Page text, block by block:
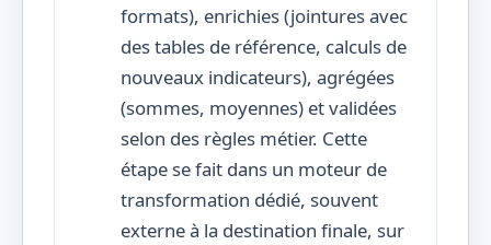
formats), enrichies (jointures avec
des tables de référence, calculs de
nouveaux indicateurs), agrégées
(sommes, moyennes) et validées
selon des règles métier. Cette
étape se fait dans un moteur de
transformation dédié, souvent
externe à la destination finale, sur